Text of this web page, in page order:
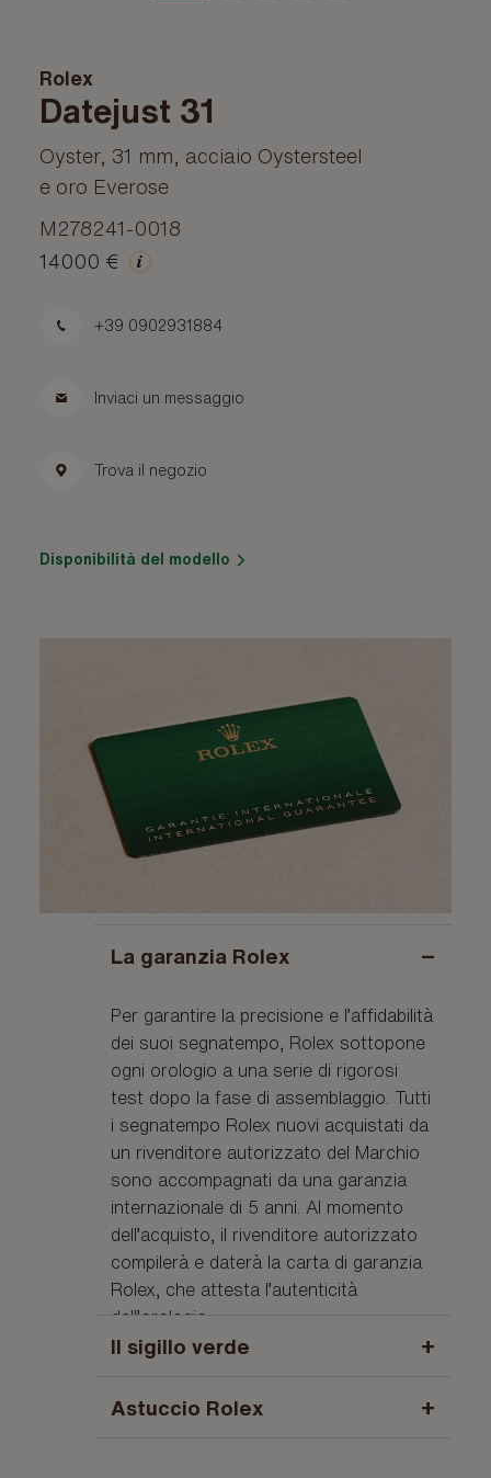
Rolex
Datejust 31
Oyster, 31 mm, acciaio Oystersteel
e oro Everose
M278241-0018
14000 €
+39 0902931884
Inviaci un messaggio
Trova il negozio
Disponibilità del modello
La garanzia Rolex −
Per garantire la precisione e l’affidabilità
dei suoi segnatempo, Rolex sottopone
ogni orologio a una serie di rigorosi
test dopo la fase di assemblaggio. Tutti
i segnatempo Rolex nuovi acquistati da
un rivenditore autorizzato del Marchio
sono accompagnati da una garanzia
internazionale di 5 anni. Al momento
dell’acquisto, il rivenditore autorizzato
compilerà e daterà la carta di garanzia
Rolex, che attesta l’autenticità
dell’orologio.
Il sigillo verde +
a ogni orologio Rolex è accompagnata
Astuccio Rolex +